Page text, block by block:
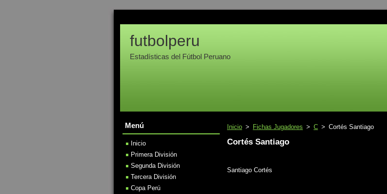
futbolperu
Estadísticas del Fútbol Peruano
Inicio > Fichas Jugadores > C > Cortés Santiago
Cortés Santiago
Santiago Cortés
Menú
Inicio
Primera División
Segunda División
Tercera División
Copa Perú